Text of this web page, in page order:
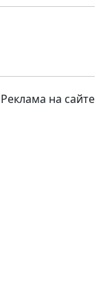
Реклама на сайте